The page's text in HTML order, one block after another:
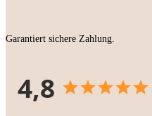
Garantiert sichere Zahlung.
4,8